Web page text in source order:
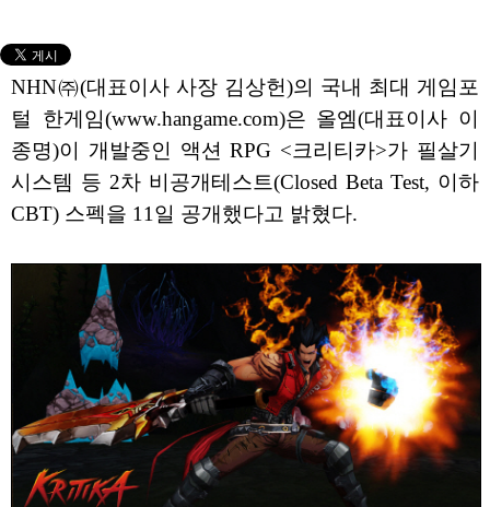
NHN㈜(대표이사 사장 김상헌)의 국내 최대 게임포
털 한게임(www.hangame.com)은 올엠(대표이사 이
종명)이 개발중인 액션 RPG <크리티카>가 필살기
시스템 등 2차 비공개테스트(Closed Beta Test, 이하
CBT) 스펙을 11일 공개했다고 밝혔다.